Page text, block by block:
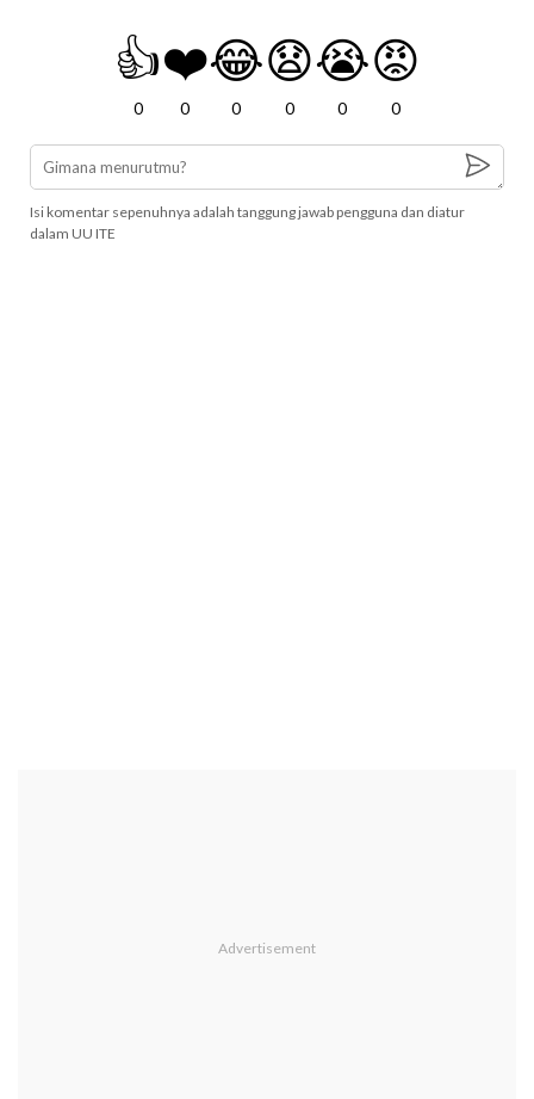
👍
0
❤️
0
😂
0
😧
0
😭
0
😡
0
Isi komentar sepenuhnya adalah tanggung jawab pengguna dan diatur
dalam UU ITE